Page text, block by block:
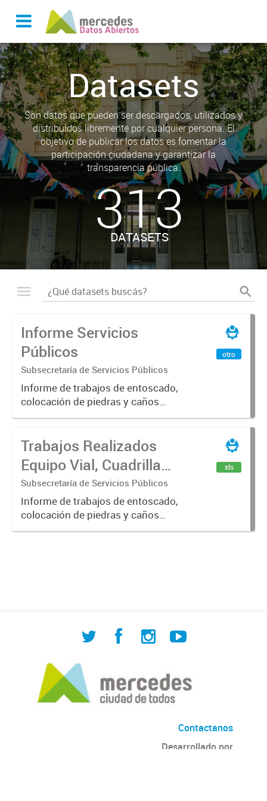
Datasets
Son datos que pueden ser descargados, utilizados y
distribuidos libremente por cualquier persona. El
objetivo de publicar los datos es fomentar la
participación ciudadana y garantizar la
transparencia pública.
313
DATASETS
Informe Servicios
Públicos
Subsecretaría de Servicios Públicos
Informe de trabajos de entoscado,
colocación de piedras y caños
(zanjeo - cruce de calles) Informe
construcción, colocación de tapa
registro, reparación...
otro
Trabajos Realizados
Equipo Vial, Cuadrilla
Bacheo, Servicio
Eléctrico - Noviembre
2021
Subsecretaría de Servicios Públicos
Informe de trabajos de entoscado,
colocación de piedras y caños
(zanjeo - cruce de calles) Informe
xls
Contactanos
Desarrollado por